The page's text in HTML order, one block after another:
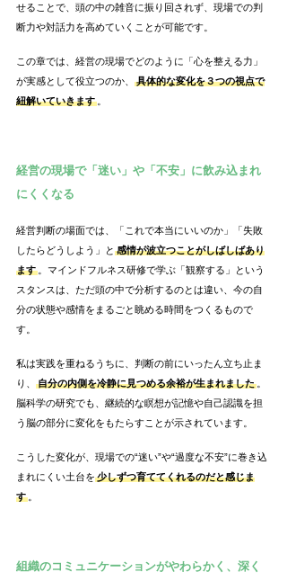
せることで、頭の中の雑音に振り回されず、現場での判
断力や対話力を高めていくことが可能です。
この章では、経営の現場でどのように「心を整える力」
が実感として役立つのか、
具体的な変化を３つの視点で
紐解いていきます 。
経営の現場で「迷い」や「不安」に飲み込まれ
にくくなる
経営判断の場面では、「これで本当にいいのか」「失敗
したらどうしよう」と 感情が波立つことがしばしばあり
ます 。マインドフルネス研修で学ぶ「観察する」という
スタンスは、ただ頭の中で分析するのとは違い、今の自
分の状態や感情をまるごと眺める時間をつくるもので
す。
私は実践を重ねるうちに、判断の前にいったん立ち止ま
り、
自分の内側を冷静に見つめる余裕が生まれました 。
脳科学の研究でも、継続的な瞑想が記憶や自己認識を担
う脳の部分に変化をもたらすことが示されています。
こうした変化が、現場での“迷い”や“過度な不安”に巻き込
まれにくい土台を 少しずつ育ててくれるのだと感じま
す 。
組織のコミュニケーションがやわらかく、深く